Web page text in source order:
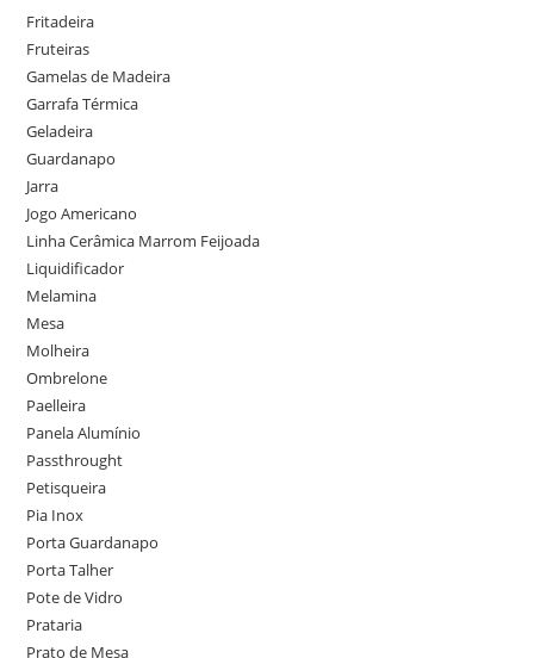
Fritadeira
Fruteiras
Gamelas de Madeira
Garrafa Térmica
Geladeira
Guardanapo
Jarra
Jogo Americano
Linha Cerâmica Marrom Feijoada
Liquidificador
Melamina
Mesa
Molheira
Ombrelone
Paelleira
Panela Alumínio
Passthrought
Petisqueira
Pia Inox
Porta Guardanapo
Porta Talher
Pote de Vidro
Prataria
Prato de Mesa